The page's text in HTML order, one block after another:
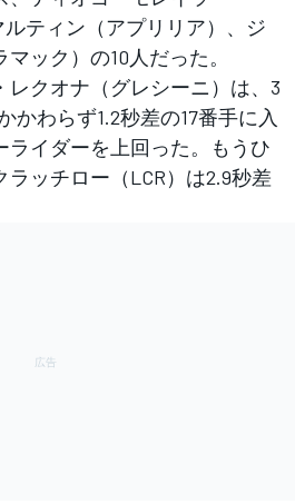
ルティン（アプリリア）、ジ
ック）の10人だった。
クオナ（グレシーニ）は、3
かわらず1.2秒差の17番手に入
ライダーを上回った。もうひ
ッチロー（LCR）は2.9秒差